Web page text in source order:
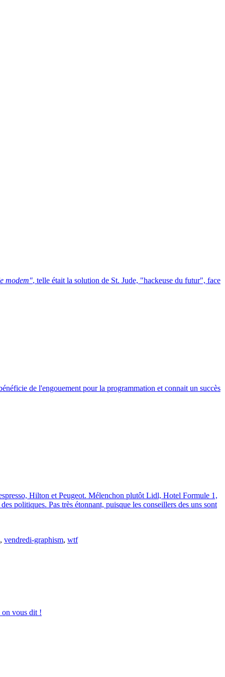
modem", telle était la solution de St. Jude, "hackeuse du futur", face
de l'engouement pour la programmation et connait un succès
Hilton et Peugeot. Mélenchon plutôt Lidl, Hotel Formule 1,
politiques. Pas très étonnant, puisque les conseillers des uns sont
, vendredi-graphism, wtf
on vous dit !